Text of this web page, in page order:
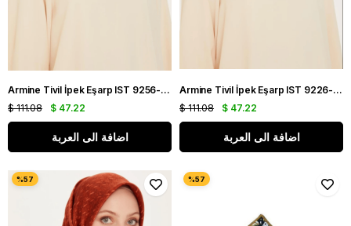
Armine Tivil İpek Eşarp IST 9256-34 Kahverengi Karışık Desen
$ 47.22
$ 111.08
اضافة الى العربة
Armine Tivil İpek Eşarp IST 9226-12 Turuncu Karışık Desen
$ 47.22
$ 111.08
اضافة الى العربة